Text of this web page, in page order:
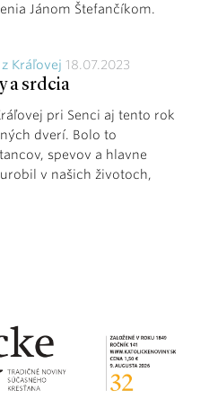
Jánom Štefančíkom.
Kráľovej 18.07.2023
a srdcia
pri Senci aj tento rok
dverí. Bolo to
spevov a hlavne
v našich životoch,